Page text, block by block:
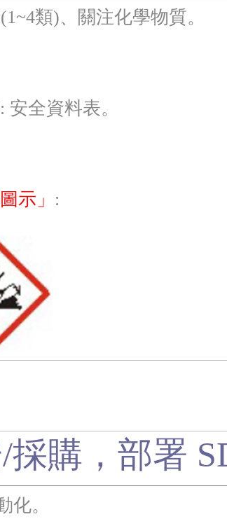
類)、關注化學物質。
全資料表。
示」 :
購，部署
。